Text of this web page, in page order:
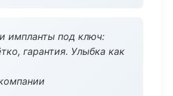
импланты под ключ:
гарантия. Улыбка как